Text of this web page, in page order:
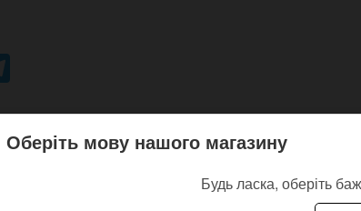
часто покупают
Оберіть мову нашого магазину
Будь ласка, оберіть